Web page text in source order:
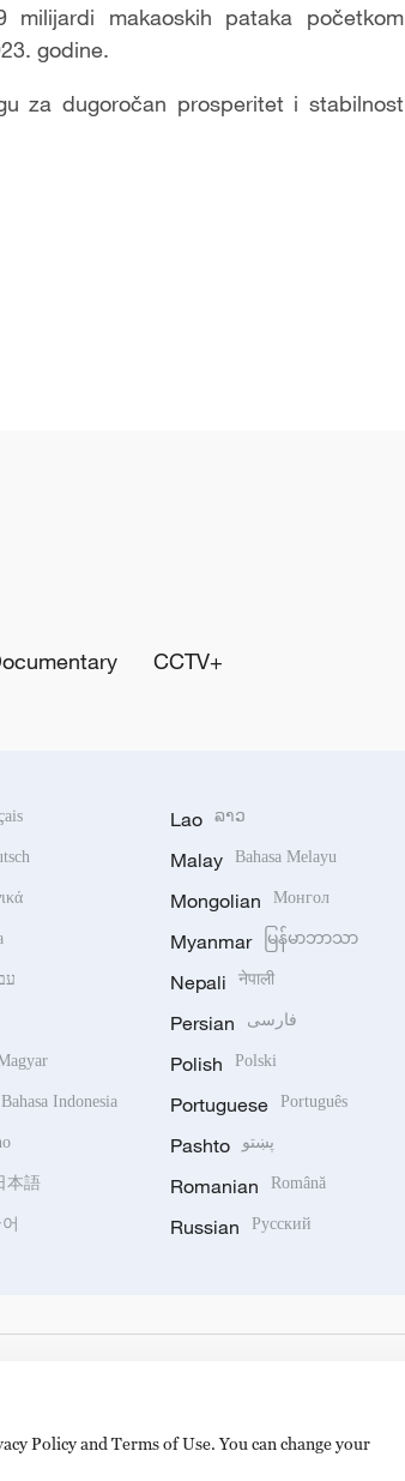
makaoskih pataka početkom
godine.
za dugoročan prosperitet i stabilnost
CCTV+
Bahasa Indonesia
本語
Lao ລາວ
Malay Bahasa Melayu
Mongolian Монгол
Myanmar မြန်မာဘာသာ
Nepali नेपाली
Persian فارسی
Polish Polski
Portuguese Português
Pashto پښتو
Romanian Română
Russian Русский
Policy and Terms of Use. You can change your